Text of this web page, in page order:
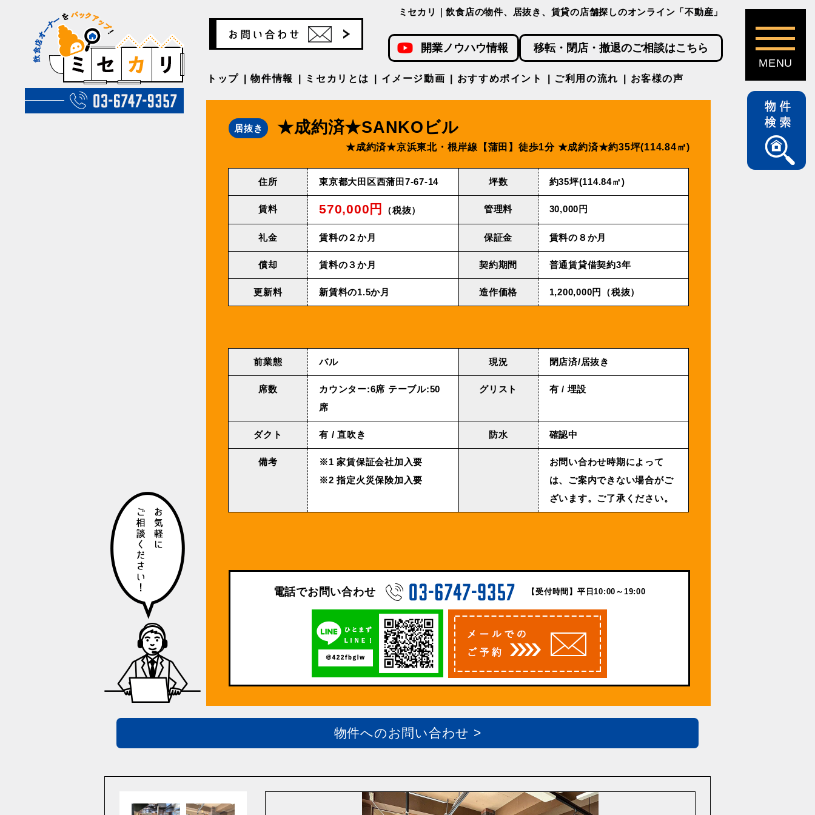
ミセカリ｜飲食店の物件、居抜き、賃貸の店舗探しのオンライン「不動産」
開業ノウハウ情報 移転・閉店・撤退のご相談はこちら
トップ 物件情報 ミセカリとは イメージ動画 おすすめポイント ご利用の流れ お客様の声
居抜き ★成約済★SANKOビル
★成約済★京浜東北・根岸線【蒲田】徒歩1分 ★成約済★約35坪(114.84㎡)
住所 東京都大田区西蒲田7-67-14 坪数 約35坪(114.84㎡)
賃料 570,000円 （税抜） 管理料 30,000円
礼金 賃料の２か月 保証金 賃料の８か月
償却 賃料の３か月 契約期間 普通賃貸借契約3年
更新料 新賃料の1.5か月 造作価格 1,200,000円（税抜）
前業態 バル 現況 閉店済/居抜き
席数
カウンター:6席 テーブル:50
席
グリスト 有 / 埋設
ダクト 有 / 直吹き 防水 確認中
備考
※1 家賃保証会社加入要
※2 指定火災保険加入要
お問い合わせ時期によって
は、ご案内できない場合がご
ざいます。ご了承ください。
電話でお問い合わせ 【受付時間】平日10:00～19:00
物件へのお問い合わせ >